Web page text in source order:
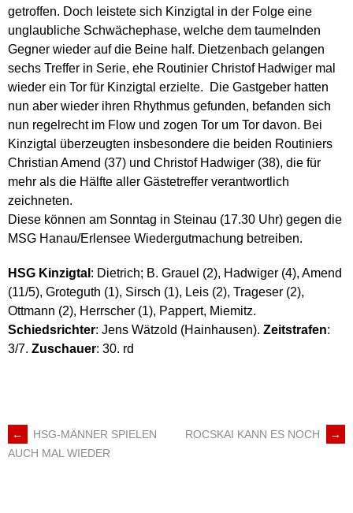
getroffen. Doch leistete sich Kinzigtal in der Folge eine
unglaubliche Schwächephase, welche dem taumelnden
Gegner wieder auf die Beine half. Dietzenbach gelangen
sechs Treffer in Serie, ehe Routinier Christof Hadwiger mal
wieder ein Tor für Kinzigtal erzielte.
Die Gastgeber hatten
nun aber wieder ihren Rhythmus gefunden, befanden sich
nun regelrecht im Flow und zogen Tor um Tor davon. Bei
Kinzigtal überzeugten insbesondere die beiden Routiniers
Christian Amend (37) und Christof Hadwiger (38), die für
mehr als die Hälfte aller Gästetreffer verantwortlich
zeichneten.
Diese können am Sonntag in Steinau (17.30 Uhr) gegen die
MSG Hanau/Erlensee Wiedergutmachung betreiben.
HSG Kinzigtal : Dietrich; B. Grauel (2), Hadwiger (4), Amend
(11/5), Groteguth (1), Sirsch (1), Leis (2), Trageser (2),
Ottmann (2), Herrscher (1), Pappert, Miemitz.
Schiedsrichter: Jens Wätzold (Hainhausen). Zeitstrafen:
3/7. Zuschauer: 30. rd
ARTIKEL-
←
HSG-MÄNNER SPIELEN
AUCH MAL WIEDER
ROCSKAI KANN ES NOCH →